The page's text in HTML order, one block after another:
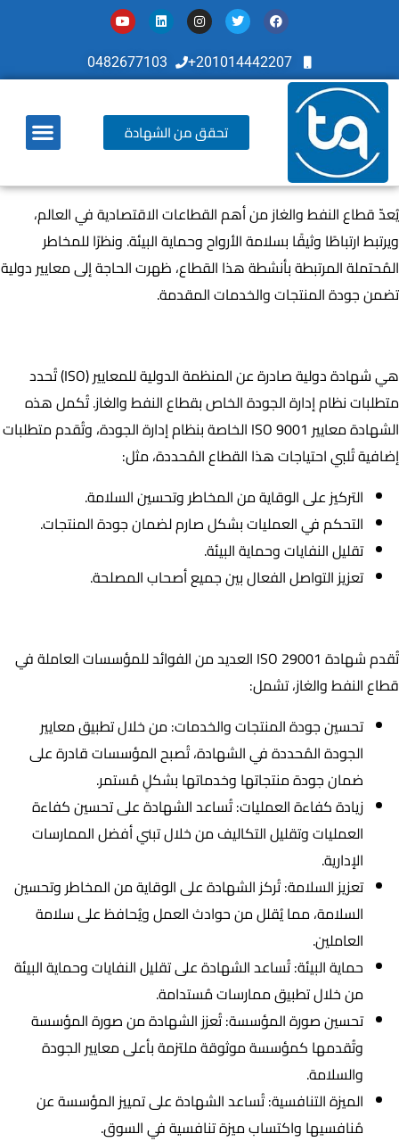
201014442207+
0482677103
تحقق من الشهادة
يُعدّ قطاع النفط والغاز من أهم القطاعات الاقتصادية في العالم،
ويرتبط ارتباطًا وثيقًا بسلامة الأرواح وحماية البيئة. ونظرًا للمخاطر
المُحتملة المرتبطة بأنشطة هذا القطاع، ظهرت الحاجة إلى معايير دولية
تضمن جودة المنتجات والخدمات المقدمة.
هي شهادة دولية صادرة عن المنظمة الدولية للمعايير (ISO) تُحدد
متطلبات نظام إدارة الجودة الخاص بقطاع النفط والغاز. تُكمل هذه
الشهادة معايير ISO 9001 الخاصة بنظام إدارة الجودة، وتُقدم متطلبات
إضافية تُلبي احتياجات هذا القطاع المُحددة، مثل:
التركيز على الوقاية من المخاطر وتحسين السلامة.
التحكم في العمليات بشكل صارم لضمان جودة المنتجات.
تقليل النفايات وحماية البيئة.
تعزيز التواصل الفعال بين جميع أصحاب المصلحة.
تُقدم شهادة ISO 29001 العديد من الفوائد للمؤسسات العاملة في
قطاع النفط والغاز، تشمل:
تحسين جودة المنتجات والخدمات: من خلال تطبيق معايير
الجودة المُحددة في الشهادة، تُصبح المؤسسات قادرة على
ضمان جودة منتجاتها وخدماتها بشكلٍ مُستمر.
زيادة كفاءة العمليات: تُساعد الشهادة على تحسين كفاءة
العمليات وتقليل التكاليف من خلال تبني أفضل الممارسات
الإدارية.
تعزيز السلامة: تُركز الشهادة على الوقاية من المخاطر وتحسين
السلامة، مما يُقلل من حوادث العمل ويُحافظ على سلامة
العاملين.
حماية البيئة: تُساعد الشهادة على تقليل النفايات وحماية البيئة
من خلال تطبيق ممارسات مُستدامة.
تحسين صورة المؤسسة: تُعزز الشهادة من صورة المؤسسة
وتُقدمها كمؤسسة موثوقة ملتزمة بأعلى معايير الجودة
والسلامة.
الميزة التنافسية: تُساعد الشهادة على تمييز المؤسسة عن
مُنافسيها واكتساب ميزة تنافسية في السوق.